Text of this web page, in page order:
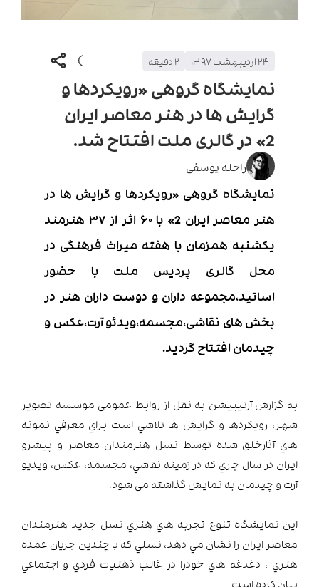
۲۴ اردیبهشت ۱۳۹۷ ۲دقیقه
نمایشگاه گروهی «رویکردها و
گرایش ها در هنر معاصر ایران
2» در گالری ملت افتتاح شد.
راحله یوسفی
نمایشگاه گروهی «رویکردها و گرایش ها در
هنر معاصر ایران 2» با ۶۰ اثر از ۳۷ هنرمند
یکشنبه همزمان با هفته میراث فرهنگی در
محل گالری پردیس ملت با حضور
اساتید،مجموعه داران و دوست داران هنر در
بخش های نقاشی،مجسمه،ویدئو آرت،عکس و
چیدمان افتتاح گردید.
به گزارش آرتیبیشن به نقل از روابط عمومی موسسه تصویر
شهر، رويكردها و گرايش ها تلاشي است براي معرفي نمونه
هاي آثارخلق شده توسط نسل هنرمندان معاصر و پيشرو
ايران در سال جاري که در زمينه نقاشي، مجسمه، عكس، ويديو
آرت و چيدمان به نمایش گذاشته می شود.
این نمایشگاه تنوع تجربه هاي هنري نسل جديد هنرمندان
معاصر ايران را نشان مي دهد، نسلي كه با چندين جريان عمده
هنري ، دغدغه هاي خودرا در غالب ذهنيات فردي و اجتماعي
بيان کرده است.